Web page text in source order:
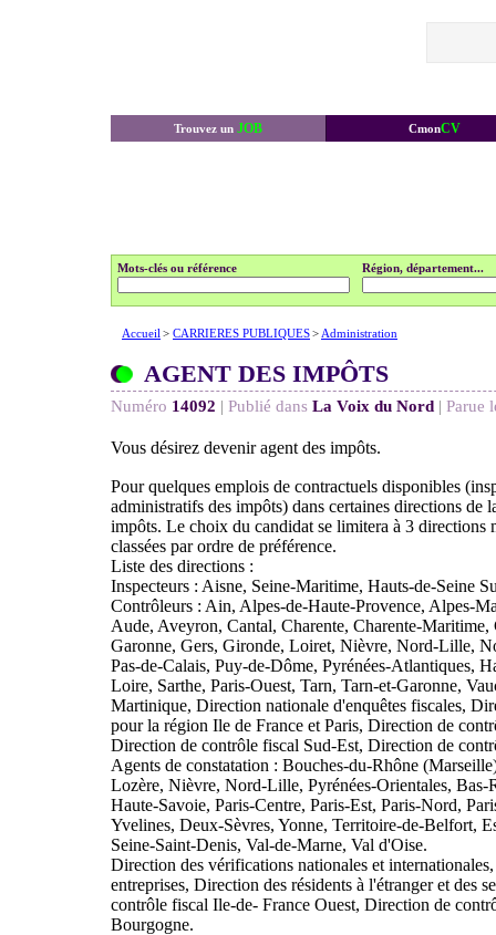
Trouvez un JOB CmonCV
Mots-clés ou référence Région, département...
Accueil > CARRIERES PUBLIQUES> Administration
AGENT DES IMPÔTS
Numéro 14092 | Publié dans La Voix du Nord | Parue
Vous désirez devenir agent des impôts.
Pour quelques emplois de contractuels disponibles
administratifs des impôts) dans certaines directions de
impôts. Le choix du candidat se limitera à 3 directions
classées par ordre de préférence.
Liste des directions :
Inspecteurs : Aisne, Seine-Maritime, Hauts-de-Seine
Contrôleurs : Ain, Alpes-de-Haute-Provence, Alpes-
Aude, Aveyron, Cantal, Charente, Charente-Maritime,
Garonne, Gers, Gironde, Loiret, Nièvre, Nord-Lille,
Pas-de-Calais, Puy-de-Dôme, Pyrénées-Atlantiques,
Loire, Sarthe, Paris-Ouest, Tarn, Tarn-et-Garonne,
Martinique, Direction nationale d'enquêtes fiscales,
pour la région Ile de France et Paris, Direction de
Direction de contrôle fiscal Sud-Est, Direction de
Agents de constatation : Bouches-du-Rhône
Lozère, Nièvre, Nord-Lille, Pyrénées-Orientales, Bas-
Haute-Savoie, Paris-Centre, Paris-Est, Paris-Nord,
Yvelines, Deux-Sèvres, Yonne, Territoire-de-Belfort,
Seine-Saint-Denis, Val-de-Marne, Val d'Oise.
Direction des vérifications nationales et
entreprises, Direction des résidents à l'étranger et des
contrôle fiscal Ile-de- France Ouest, Direction de
Bourgogne.